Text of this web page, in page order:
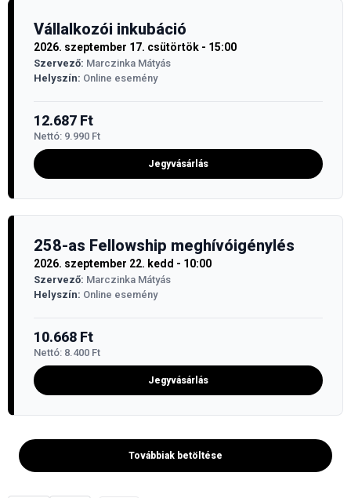
Vállalkozói inkubáció
2026. szeptember 17. csütörtök - 15:00
Szervező: Marczinka Mátyás
Helyszín: Online esemény
12.687 Ft
Nettó: 9.990 Ft
Jegyvásárlás
258-as Fellowship meghívóigénylés
2026. szeptember 22. kedd - 10:00
Szervező: Marczinka Mátyás
Helyszín: Online esemény
10.668 Ft
Nettó: 8.400 Ft
Jegyvásárlás
Továbbiak betöltése